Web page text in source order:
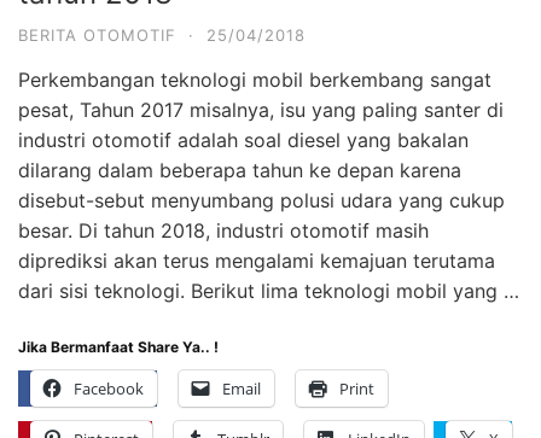
BERITA OTOMOTIF · 25/04/2018
Perkembangan teknologi mobil berkembang sangat
pesat, Tahun 2017 misalnya, isu yang paling santer di
industri otomotif adalah soal diesel yang bakalan
dilarang dalam beberapa tahun ke depan karena
disebut-sebut menyumbang polusi udara yang cukup
besar. Di tahun 2018, industri otomotif masih
diprediksi akan terus mengalami kemajuan terutama
dari sisi teknologi. Berikut lima teknologi mobil yang …
Jika Bermanfaat Share Ya.. !
Facebook Email Print